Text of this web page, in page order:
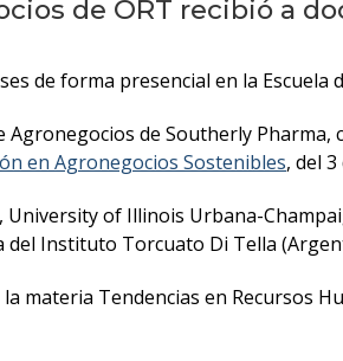
de ORT recibió a
de forma presencial en la
de Southerly
en Agronegocios Sostenibles, del
of Illinois Urbana-
Instituto Torcuato Di Tella
materia Tendencias en Recursos